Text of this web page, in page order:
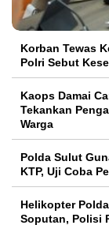
Korban Tewas
Polri Sebut
Kaops Damai
Tekankan
Warga
Polda Sulut
KTP, Uji Coba
Helikopter
Soputan, Polisi